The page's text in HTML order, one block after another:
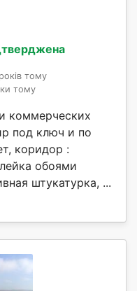
тому
тому
коммерческих
под ключ и по
коридор :
обоями
штукатурка, ...